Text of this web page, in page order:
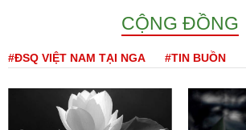
CỘNG ĐỒNG
#ĐSQ VIỆT NAM TẠI NGA #TIN BUỒN